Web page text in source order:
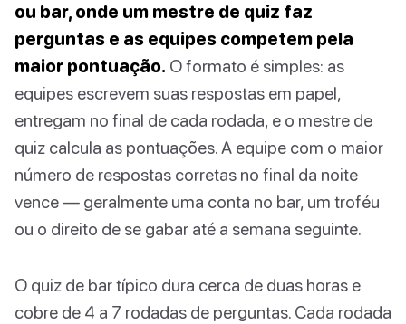
ou bar, onde um mestre de quiz faz
perguntas e as equipes competem pela
maior pontuação. O formato é simples: as
equipes escrevem suas respostas em papel,
entregam no final de cada rodada, e o mestre de
quiz calcula as pontuações. A equipe com o maior
número de respostas corretas no final da noite
vence — geralmente uma conta no bar, um troféu
ou o direito de se gabar até a semana seguinte.
O quiz de bar típico dura cerca de duas horas e
cobre de 4 a 7 rodadas de perguntas. Cada rodada